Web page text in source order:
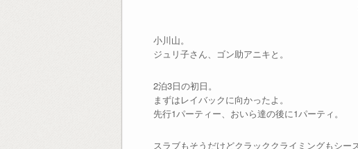
小川山。
ジュリ子さん、ゴン助アニキと。
2泊3日の初日。
まずはレイバックに向かったよ。
先行1パーティー、おいら達の後に1パーティ。
スラブもそうだけどクラッククライミングもシー